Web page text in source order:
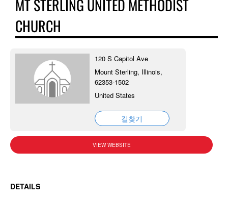
MT STERLING UNITED METHODIST
CHURCH
120 S Capitol Ave
Mount Sterling, Illinois,
62353-1502
United States
길찾기
VIEW WEBSITE
DETAILS